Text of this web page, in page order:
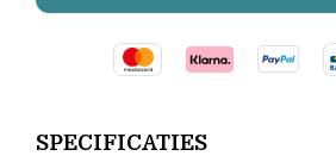
SPECIFICATIES